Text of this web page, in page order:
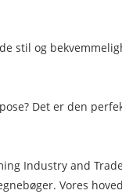
stil og
Det er den
Industry and
Vores